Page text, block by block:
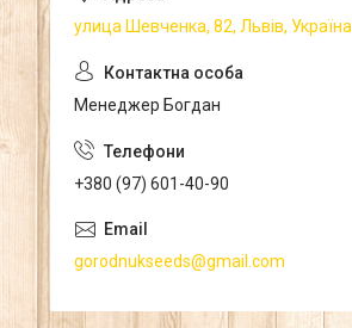
улица Шевченка, 82, Львів, Україна
Менеджер Богдан
+380 (97) 601-40-90
gorodnukseeds@gmail.com